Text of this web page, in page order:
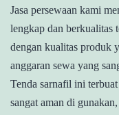
Jasa persewaan kami
lengkap dan berkualitas
dengan kualitas produk
anggaran sewa yang
Tenda sarnafil ini
sangat aman di